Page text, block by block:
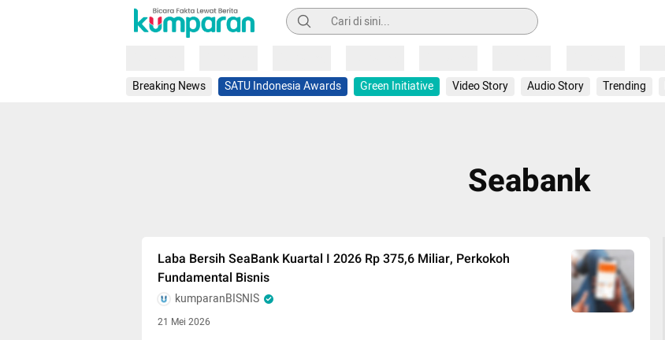
Pencarian
Breaking News SATU Indonesia Awards Green Initiative Video Story Audio Story Trending
Seabank
Laba Bersih SeaBank Kuartal I 2026 Rp 375,6 Miliar, Perkokoh
Fundamental Bisnis
kumparanBISNIS
21 Mei 2026